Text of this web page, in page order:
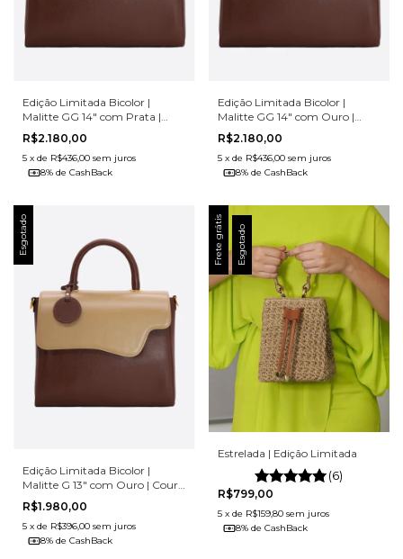
Edição Limitada Bicolor |
Malitte GG 14" com Prata |
Couro Legítimo
R$2.180,00
5 x de R$436,00 sem juros
8% de CashBack
Edição Limitada Bicolor |
Malitte GG 14" com Ouro |
Couro Legítimo
R$2.180,00
5 x de R$436,00 sem juros
8% de CashBack
Esgotado
Edição Limitada Bicolor |
Malitte G 13" com Ouro | Couro
Legítimo
R$1.980,00
5 x de R$396,00 sem juros
8% de CashBack
Frete grátis Esgotado
Estrelada | Edição Limitada
(6)
R$799,00
5 x de R$159,80 sem juros
8% de CashBack